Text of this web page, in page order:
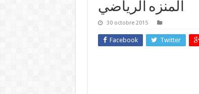
المنزه الرياضي
30 octobre 2015
Facebook Twitter